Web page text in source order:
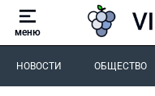
меню
НОВОСТИ ОБЩЕСТВО